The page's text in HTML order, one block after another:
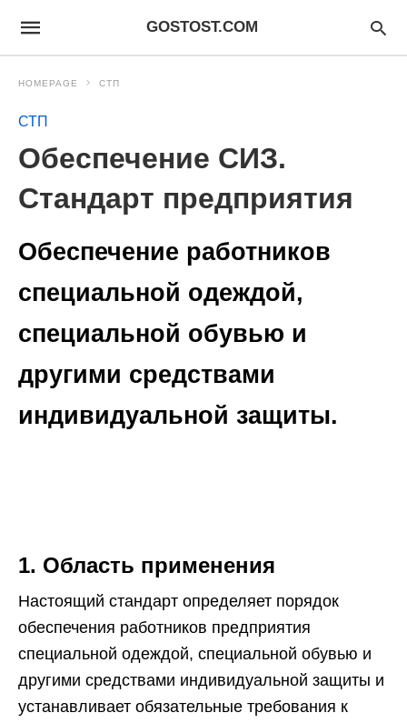
GOSTOST.COM
HOMEPAGE СТП
СТП
Обеспечение СИЗ.
Стандарт предприятия
Обеспечение работников
специальной одеждой,
специальной обувью и
другими средствами
индивидуальной защиты.
1. Область применения
Настоящий стандарт определяет порядок
обеспечения работников предприятия
специальной одеждой, специальной обувью и
другими средствами индивидуальной защиты и
устанавливает обязательные требования к